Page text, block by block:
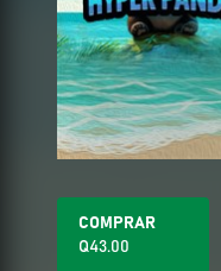
COMPRAR
Q43.00